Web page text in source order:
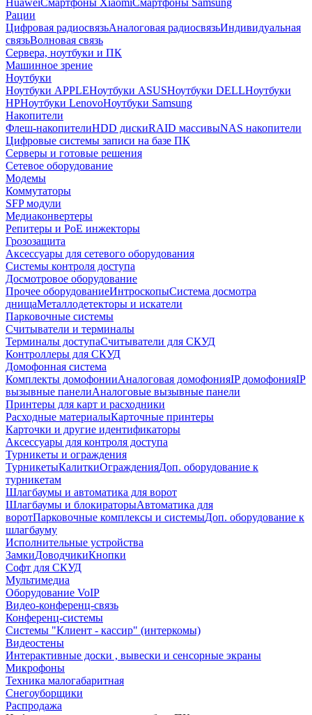
HuaweiСмартфоны XiaomiСмартфоны Samsung
Рации
Цифровая радиосвязьАналоговая радиосвязьИндивидуальная
связьВолновая связь
Сервера, ноутбуки и ПК
Машинное зрение
Ноутбуки
Ноутбуки APPLEНоутбуки ASUSНоутбуки DELLНоутбуки
HPНоутбуки LenovoНоутбуки Samsung
Накопители
Флеш-накопителиHDD дискиRAID массивыNAS накопители
Цифровые системы записи на базе ПК
Серверы и готовые решения
Сетевое оборудование
Модемы
Коммутаторы
SFP модули
Медиаконвертеры
Репитеры и PoE инжекторы
Грозозащита
Аксессуары для сетевого оборудования
Системы контроля доступа
Досмотровое оборудование
Прочее оборудованиеИнтроскопыСистема досмотра
днищаМеталлодетекторы и искатели
Парковочные системы
Считыватели и терминалы
Терминалы доступаСчитыватели для СКУД
Контроллеры для СКУД
Домофонная система
Комплекты домофонииАналоговая домофонияIP домофонияIP
вызывные панелиАналоговые вызывные панели
Принтеры для карт и расходники
Расходные материалыКарточные принтеры
Карточки и другие идентификаторы
Аксессуары для контроля доступа
Турникеты и ограждения
ТурникетыКалиткиОгражденияДоп. оборудование к
турникетам
Шлагбаумы и автоматика для ворот
Шлагбаумы и блокираторыАвтоматика для
воротПарковочные комплексы и системыДоп. оборудование к
шлагбауму
Исполнительные устройства
ЗамкиДоводчикиКнопки
Софт для СКУД
Мультимедиа
Оборудование VoIP
Видео-конференц-связь
Конференц-системы
Системы "Клиент - кассир" (интеркомы)
Видеостены
Интерактивные доски , вывески и сенсорные экраны
Микрофоны
Техника малогабаритная
Снегоуборщики
Распродажа